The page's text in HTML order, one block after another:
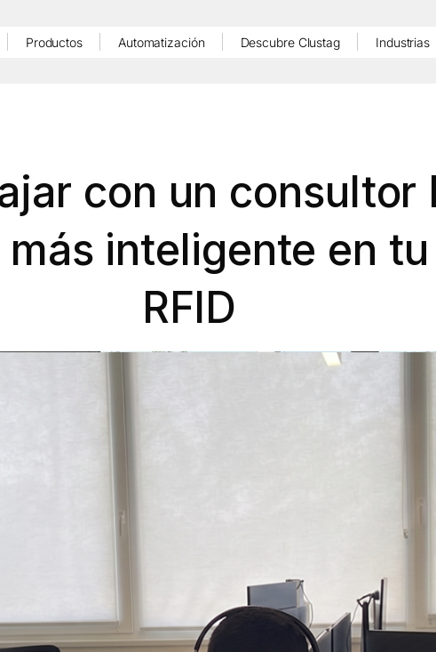
Productos Automatización Descubre Clustag Industrias
con un consultor
inteligente en
RFID